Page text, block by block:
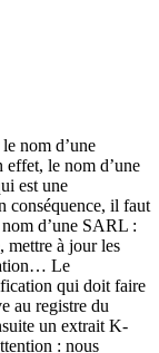
nom d’une
le nom d’une
est une
conséquence, il faut
d’une SARL :
mettre à jour les
Le
qui doit faire
au registre du
un extrait K-
: nous